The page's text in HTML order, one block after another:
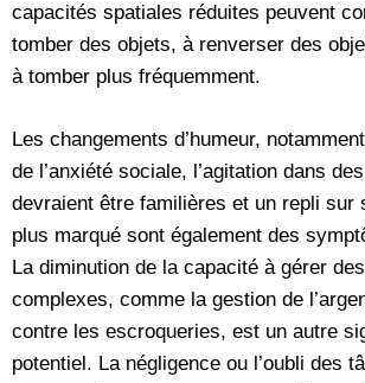
capacités spatiales réduites peuvent
tomber des objets, à renverser des
à tomber plus fréquemment.
Les changements d’humeur,
de l’anxiété sociale, l’agitation dans
devraient être familières et un repli sur
plus marqué sont également des
La diminution de la capacité à gérer
complexes, comme la gestion de
contre les escroqueries, est un autre
potentiel. La négligence ou l’oubli des